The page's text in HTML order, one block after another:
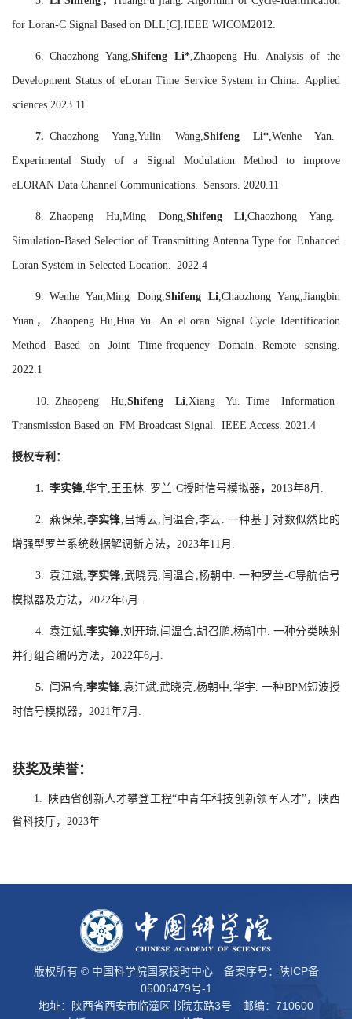
for Loran-C Signal Based on DLL[C].IEEE WICOM2012.
6. Chaozhong Yang,Shifeng Li*,Zhaopeng Hu. Analysis of the
Development Status of eLoran Time Service System in China. Applied
sciences.2023.11
7. Chaozhong Yang,Yulin Wang,Shifeng Li*,Wenhe Yan.
Experimental Study of a Signal Modulation Method to improve
eLORAN Data Channel Communications. Sensors. 2020.11
8. Zhaopeng Hu,Ming Dong,Shifeng Li,Chaozhong Yang.
Simulation-Based Selection of Transmitting Antenna Type for Enhanced
Loran System in Selected Location. 2022.4
9. Wenhe Yan,Ming Dong,Shifeng Li,Chaozhong Yang,Jiangbin
Yuan，Zhaopeng Hu,Hua Yu. An eLoran Signal Cycle Identification
Method Based on Joint Time-frequency Domain. Remote sensing.
2022.1
10. Zhaopeng Hu,Shifeng Li,Xiang Yu. Time Information
Transmission Based on FM Broadcast Signal. IEEE Access. 2021.4
授权专利：
1. 李实锋,华宇,王玉林. 罗兰-C授时信号模拟器， 2013年8月.
2. 燕保荣,李实锋,吕博云,闫温合,李云. 一种基于对数似然比的
增强型罗兰系统数据解调新方法，2023年11月.
3. 袁江斌,李实锋,武晓亮,闫温合,杨朝中. 一种罗兰-C导航信号
模拟器及方法，2022年6月.
4. 袁江斌,李实锋,刘开琦,闫温合,胡召鹏,杨朝中. 一种分类映射
并行组合编码方法，2022年6月.
5. 闫温合,李实锋,袁江斌,武晓亮,杨朝中,华宇. 一种BPM短波授
时信号模拟器，2021年7月.
获奖及荣誉：
1. 陕西省创新人才攀登工程“中青年科技创新领军人才”，陕西
省科技厅，2023年
版权所有 © 中国科学院国家授时中心 备案序号：
陕ICP备
05006479号-1
地址：陕西省西安市临潼区书院东路3号 邮编：710600